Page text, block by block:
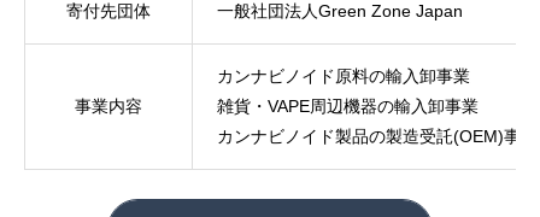
寄付先団体 一般社団法人Green Zone Japan
事業内容
カンナビノイド原料の輸入卸事業
雑貨・VAPE周辺機器の輸入卸事業
カンナビノイド製品の製造受託(OEM)事業